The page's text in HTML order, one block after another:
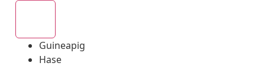
Guineapig
Hase